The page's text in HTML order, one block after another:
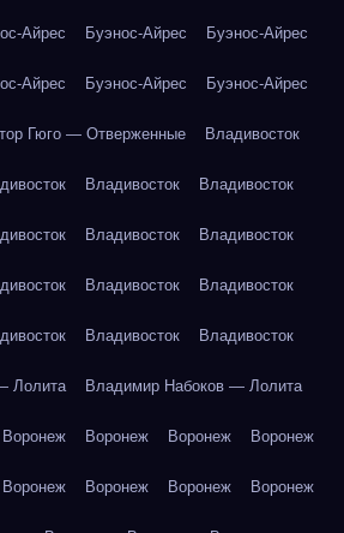
Айрес Буэнос-Айрес Буэнос-Айрес
Айрес Буэнос-Айрес Буэнос-Айрес
Гюго — Отверженные Владивосток
Владивосток Владивосток
Владивосток Владивосток
Владивосток Владивосток
Владивосток Владивосток
Лолита Владимир Набоков — Лолита
Воронеж Воронеж Воронеж Воронеж
Воронеж Воронеж Воронеж Воронеж